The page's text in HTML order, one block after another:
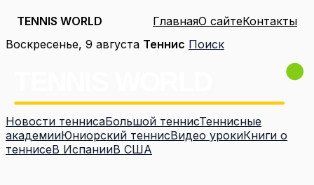
TENNIS WORLD ГлавнаяО сайтеКонтакты
Перейти
Воскресенье, 9 августа Теннис Поиск
Новости теннисаБольшой теннисТеннисные
академииЮниорский теннисВидео урокиКниги о
теннисеВ ИспанииВ США